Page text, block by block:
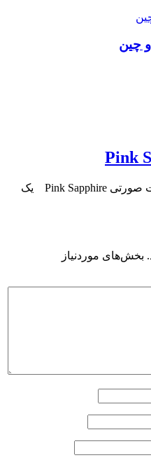
چین
یاقوت صورتی Pink Sapphire یاقوت صورتی Pink Sapphire یک
بخش‌های موردنیاز